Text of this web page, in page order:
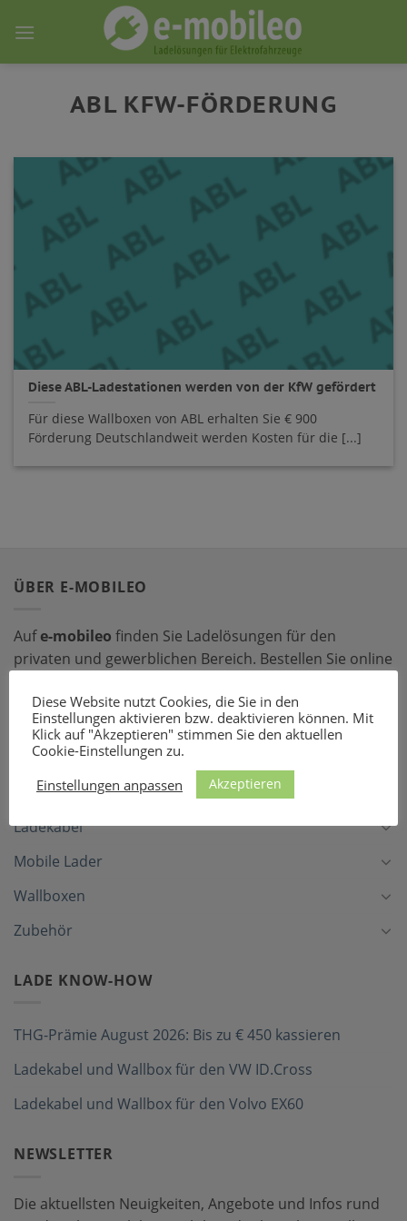
ABL KFW-FÖRDERUNG
Diese ABL-Ladestationen werden von der KfW gefördert
Für diese Wallboxen von ABL erhalten Sie € 900
Förderung Deutschlandweit werden Kosten für die [...]
ÜBER E-MOBILEO
Aufe-mobileo finden Sie Ladelösungen für den
privaten und gewerblichen Bereich. Bestellen Sie online
passenden Ladeequipment sind Sie für jede Situation
gerüstet!
Ladekabel
Mobile Lader
Wallboxen
Zubehör
LADE KNOW-HOW
THG-Prämie August 2026: Bis zu € 450 kassieren
Ladekabel und Wallbox für den VW ID.Cross
Ladekabel und Wallbox für den Volvo EX60
NEWSLETTER
Die aktuellsten Neuigkeiten, Angebote und Infos rund
Diese Website nutzt Cookies, die Sie in den
Einstellungen aktivieren bzw. deaktivieren können. Mit
Klick auf "Akzeptieren" stimmen Sie den aktuellen
Cookie-Einstellungen zu.
Einstellungen anpassen
Akzeptieren